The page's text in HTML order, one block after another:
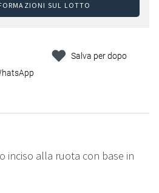
SUL LOTTO
Salva per dopo
inciso alla ruota con base in